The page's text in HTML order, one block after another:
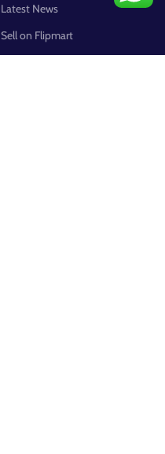
Latest News
Sell on Flipmart